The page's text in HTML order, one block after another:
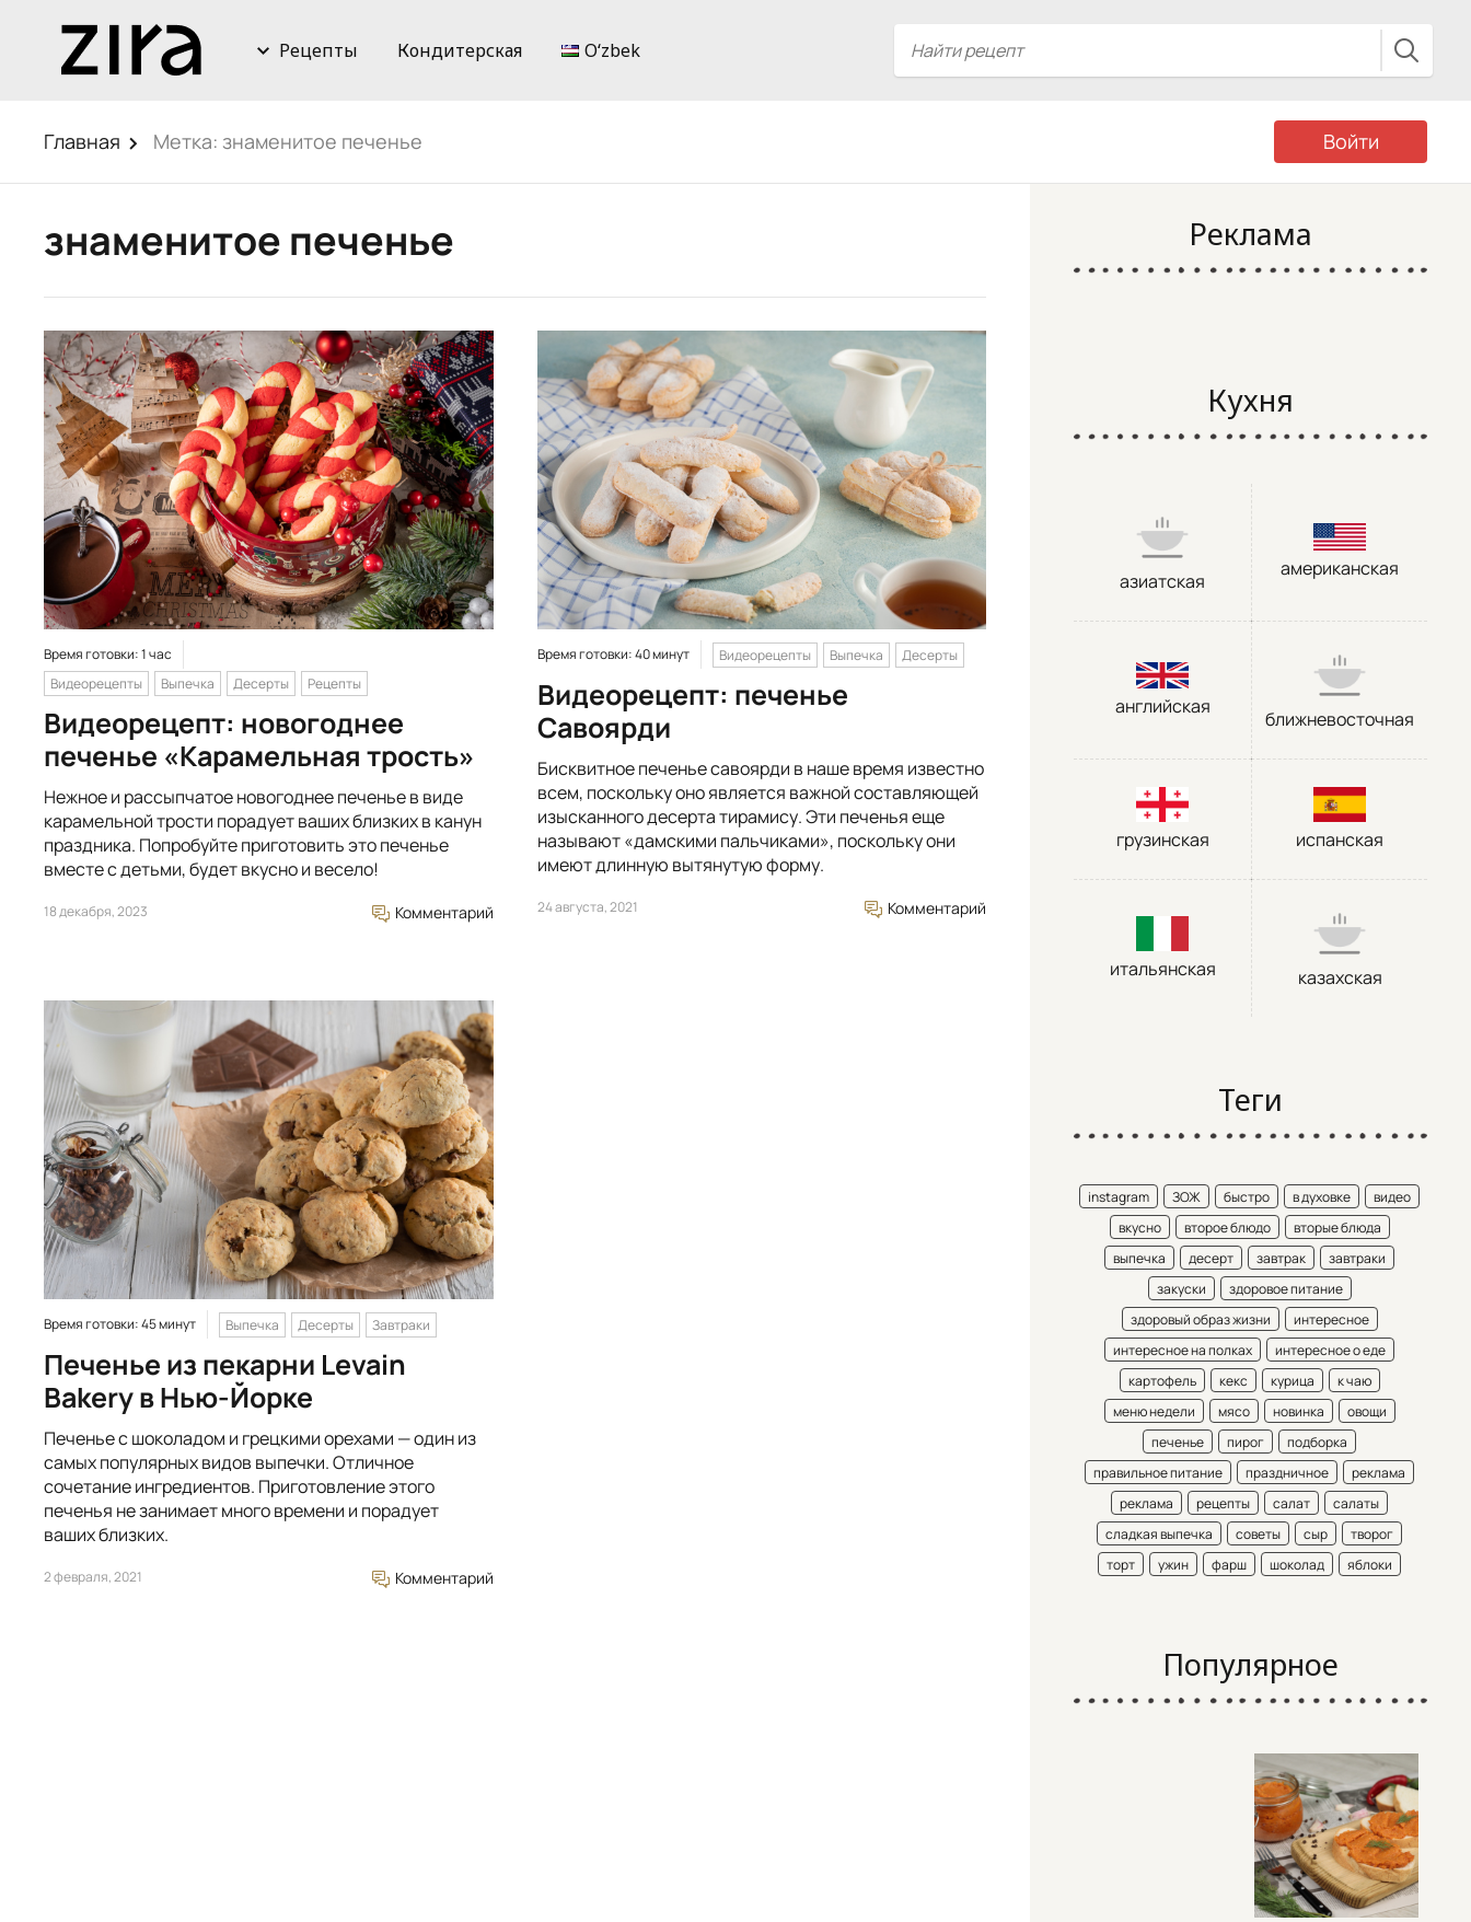
Рецепты Кондитерская Oʻzbek
Главная Метка: знаменитое печенье Войти
знаменитое печенье
Время готовки: 1 час
Видеорецепты
Выпечка Десерты Рецепты
Видеорецепт: новогоднее
печенье «Карамельная трость»
Нежное и рассыпчатое новогоднее печенье в виде
карамельной трости порадует ваших близких в канун
праздника. Попробуйте приготовить это печенье
вместе с детьми, будет вкусно и весело!
18 декабря, 2023 Комментарий
Время готовки: 40 минут Видеорецепты Выпечка Десерты
Видеорецепт: печенье
Савоярди
Бисквитное печенье савоярди в наше время известно
всем, поскольку оно является важной составляющей
изысканного десерта тирамису. Эти печенья еще
называют «дамскими пальчиками», поскольку они
имеют длинную вытянутую форму.
24 августа, 2021 Комментарий
Время готовки: 45 минут Выпечка Десерты Завтраки
Печенье из пекарни Levain
Bakery в Нью-Йорке
Печенье с шоколадом и грецкими орехами — один из
самых популярных видов выпечки. Отличное
сочетание ингредиентов. Приготовление этого
печенья не занимает много времени и порадует
ваших близких.
2 февраля, 2021 Комментарий
Реклама
Кухня
азиатская
американская
английская
ближневосточная
грузинская испанская
итальянская казахская
Теги
instagram ЗОЖ быстро в духовке
видео
вкусно
второе блюдо
вторые блюда
выпечка
десерт завтрак
завтраки
закуски
здоровое питание
здоровый образ жизни
интересное
интересное на полках
интересное о еде
картофель
кекс курица
к чаю
меню недели
мясо новинка
овощи
печенье
пирог
подборка
правильное питание
праздничное
реклама
реклама
рецепты салат
салаты
сладкая выпечка
советы сыр
творог
торт
ужин фарш шоколад яблоки
Популярное